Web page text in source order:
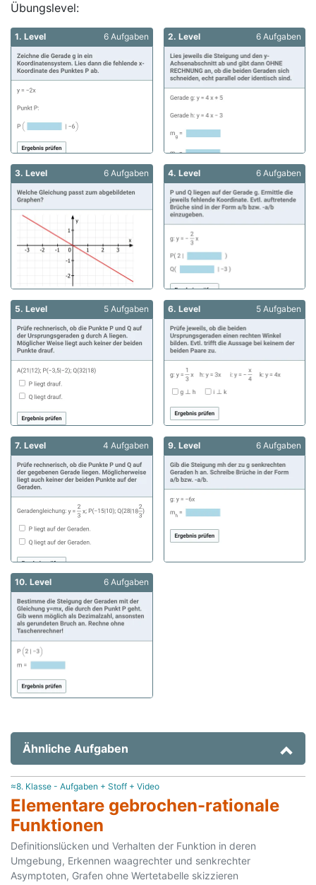
Übungslevel:
1. Level 6 Aufgaben 2. Level 6 Aufgaben
3. Level 6 Aufgaben 4. Level 6 Aufgaben
5. Level 5 Aufgaben 6. Level 5 Aufgaben
7. Level 4 Aufgaben 9. Level 6 Aufgaben
10. Level 6 Aufgaben
Ähnliche Aufgaben
≈8. Klasse - Aufgaben + Stoff + Video
Elementare gebrochen-rationale
Funktionen
Definitionslücken und Verhalten der Funktion in deren
Umgebung, Erkennen waagrechter und senkrechter
Asymptoten, Grafen ohne Wertetabelle skizzieren